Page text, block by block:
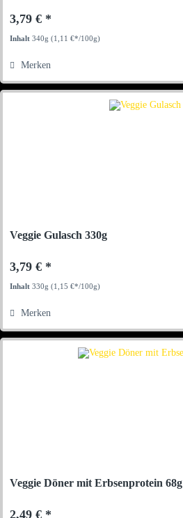
3,79 € *
Inhalt340g(1,11 €*/100g)
Merken
Veggie Gulasch 330g
3,79 € *
Inhalt330g(1,15 €*/100g)
Merken
Veggie Döner mit Erbsenprotein 68g
2,49 € *